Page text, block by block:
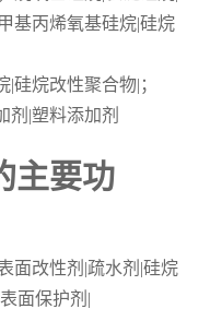
基丙烯氧基硅烷|硅烷
硅烷改性聚合物|；
剂|塑料添加剂
主要功
面改性剂|疏水剂|硅烷
面保护剂|